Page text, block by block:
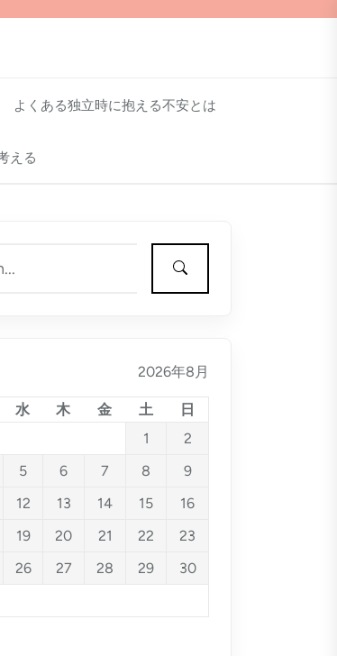
よくある独立時に抱える不安とは
える
2026年8月
水 木 金 土
日
1
2
5 6 7 8
9
12 13 14 15
16
19 20 21 22
23
26 27 28 29
30